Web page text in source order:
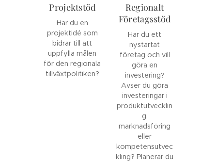
Projektstöd
Har du en
projektidé som
bidrar till att
uppfylla målen
för den regionala
tillväxtpolitiken?
Regionalt
Företagsstöd
Har du ett
nystartat
företag och vill
göra en
investering?
Avser du göra
investeringar i
produktutvecklin
g,
marknadsföring
eller
kompetensutvec
kling? Planerar du